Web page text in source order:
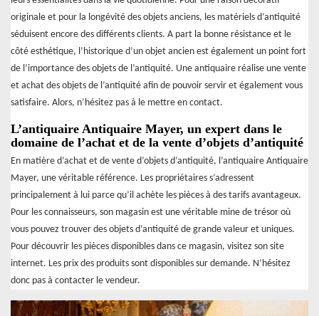
originale et pour la longévité des objets anciens, les matériels d’antiquité
séduisent encore des différents clients. A part la bonne résistance et le
côté esthétique, l’historique d’un objet ancien est également un point fort
de l’importance des objets de l’antiquité. Une antiquaire réalise une vente
et achat des objets de l’antiquité afin de pouvoir servir et également vous
satisfaire. Alors, n’hésitez pas à le mettre en contact.
L’antiquaire Antiquaire Mayer, un expert dans le
domaine de l’achat et de la vente d’objets d’antiquité
En matière d’achat et de vente d’objets d’antiquité, l’antiquaire Antiquaire
Mayer, une véritable référence. Les propriétaires s’adressent
principalement à lui parce qu’il achète les pièces à des tarifs avantageux.
Pour les connaisseurs, son magasin est une véritable mine de trésor où
vous pouvez trouver des objets d’antiquité de grande valeur et uniques.
Pour découvrir les pièces disponibles dans ce magasin, visitez son site
internet. Les prix des produits sont disponibles sur demande. N’hésitez
donc pas à contacter le vendeur.